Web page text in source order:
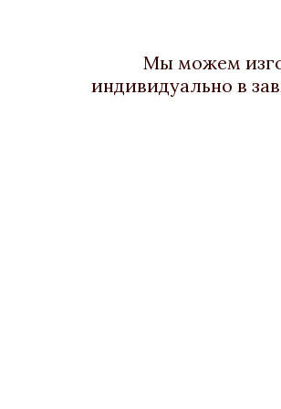
В наличии
Мы можем
индивидуально в